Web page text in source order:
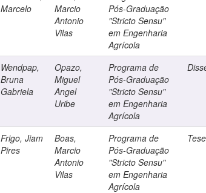
Marcelo
Marcio
Antonio
Vilas
Pós-Graduação
"Stricto Sensu"
em Engenharia
Agrícola
Wendpap,
Bruna
Gabriela
Opazo,
Miguel
Angel
Uribe
Programa de
Pós-Graduação
"Stricto Sensu"
em Engenharia
Agrícola
Frigo, Jiam
Pires
Boas,
Marcio
Antonio
Vilas
Programa de
Pós-Graduação
"Stricto Sensu"
em Engenharia
Agrícola
Tese